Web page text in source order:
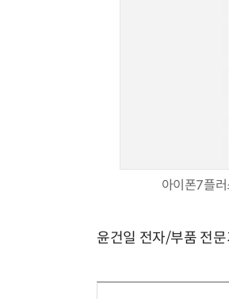
아이폰7플
윤건일 전자/부품 전